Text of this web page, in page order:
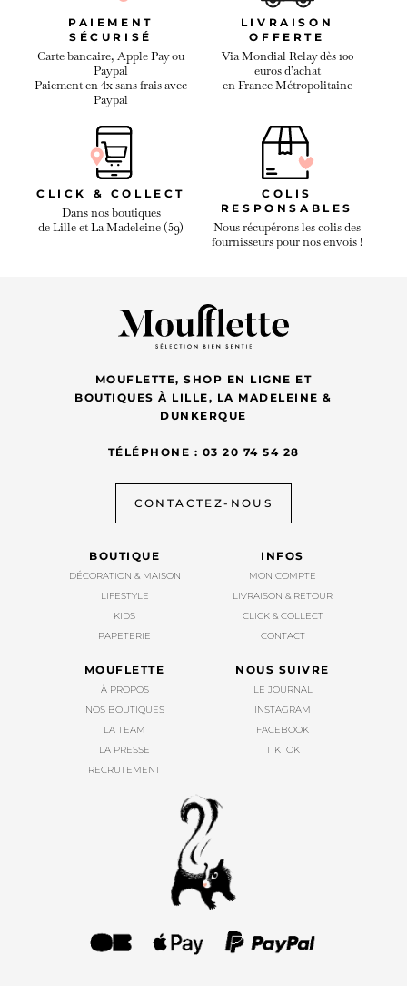
PAIEMENT
SÉCURISÉ
Carte bancaire, Apple Pay ou
Paypal
Paiement en 4x sans frais avec
Paypal
LIVRAISON
OFFERTE
Via Mondial Relay dès 100
euros d’achat
en France Métropolitaine
CLICK & COLLECT
Dans nos boutiques
de Lille et La Madeleine (59)
COLIS
RESPONSABLES
Nous récupérons les colis des
fournisseurs pour nos envois !
MOUFLETTE, SHOP EN LIGNE ET
BOUTIQUES À LILLE, LA MADELEINE &
DUNKERQUE
TÉLÉPHONE : 03 20 74 54 28
CONTACTEZ-NOUS
BOUTIQUE
DÉCORATION & MAISON
LIFESTYLE
KIDS
PAPETERIE
INFOS
MON COMPTE
LIVRAISON & RETOUR
CLICK & COLLECT
CONTACT
MOUFLETTE
À PROPOS
NOS BOUTIQUES
LA TEAM
LA PRESSE
RECRUTEMENT
NOUS SUIVRE
LE JOURNAL
INSTAGRAM
FACEBOOK
TIKTOK